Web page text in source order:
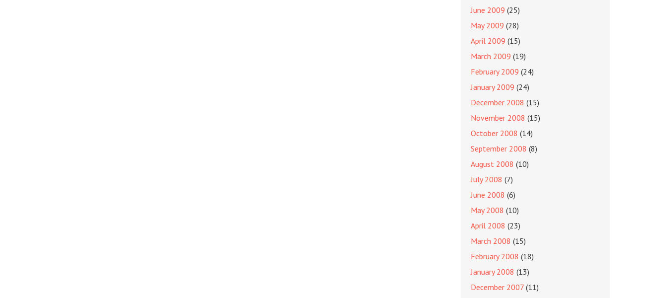
June 2009 (25)
May 2009 (28)
April 2009 (15)
March 2009 (19)
February 2009 (24)
January 2009 (24)
December 2008 (15)
November 2008 (15)
October 2008 (14)
September 2008 (8)
August 2008 (10)
July 2008 (7)
June 2008 (6)
May 2008 (10)
April 2008 (23)
March 2008 (15)
February 2008 (18)
January 2008 (13)
December 2007 (11)